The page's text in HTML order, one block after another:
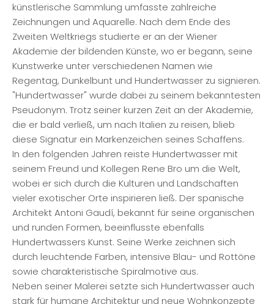
künstlerische Sammlung umfasste zahlreiche
Zeichnungen und Aquarelle. Nach dem Ende des
Zweiten Weltkriegs studierte er an der Wiener
Akademie der bildenden Künste, wo er begann, seine
Kunstwerke unter verschiedenen Namen wie
Regentag, Dunkelbunt und Hundertwasser zu signieren.
"Hundertwasser" wurde dabei zu seinem bekanntesten
Pseudonym. Trotz seiner kurzen Zeit an der Akademie,
die er bald verließ, um nach Italien zu reisen, blieb
diese Signatur ein Markenzeichen seines Schaffens.
In den folgenden Jahren reiste Hundertwasser mit
seinem Freund und Kollegen Rene Bro um die Welt,
wobei er sich durch die Kulturen und Landschaften
vieler exotischer Orte inspirieren ließ. Der spanische
Architekt Antoni Gaudí, bekannt für seine organischen
und runden Formen, beeinflusste ebenfalls
Hundertwassers Kunst. Seine Werke zeichnen sich
durch leuchtende Farben, intensive Blau- und Rottöne
sowie charakteristische Spiralmotive aus.
Neben seiner Malerei setzte sich Hundertwasser auch
stark für humane Architektur und neue Wohnkonzepte